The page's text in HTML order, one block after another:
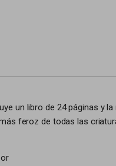
un libro de 24 páginas y
feroz de todas las